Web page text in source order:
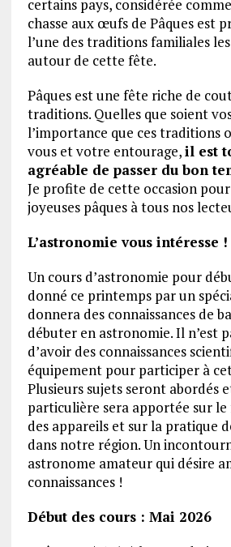
certains pays, considérée
chasse aux œufs de Pâques est
l’une des traditions familiales
autour de cette fête.
Pâques est une fête riche de
traditions. Quelles que soient
l’importance que ces traditions
vous et votre entourage,il est
agréable de passer du bon
Je profite de cette occasion
joyeuses pâques à tous nos
L’astronomie vous intéresse !
Un cours d’astronomie pour
donné ce printemps par un
donnera des connaissances de
débuter en astronomie. Il n’est
d’avoir des connaissances
équipement pour participer à
Plusieurs sujets seront abordés
particulière sera apportée sur
des appareils et sur la pratique
dans notre région. Un
astronome amateur qui désire
connaissances !
Début des cours : Mai 2026